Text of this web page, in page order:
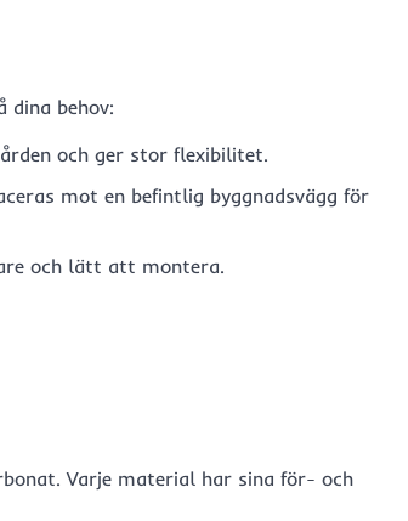
dina behov:
och ger stor flexibilitet.
mot en befintlig byggnadsvägg för
och lätt att montera.
Varje material har sina för- och